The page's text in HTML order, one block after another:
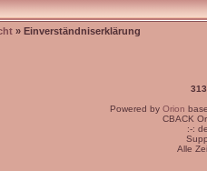
» Einverständniserklärung
Powered by Orion
CBACK
:-:
Alle